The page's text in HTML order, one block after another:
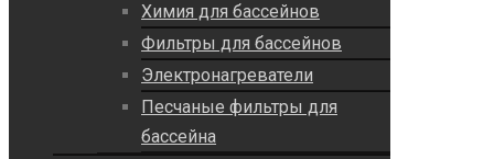
Химия для бассейнов
Фильтры для бассейнов
Электронагреватели
Песчаные фильтры для
бассейна